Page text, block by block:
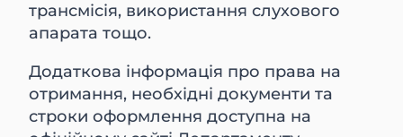
трансмісія, використання слухового
апарата тощо.
Додаткова інформація про права на
отримання, необхідні документи та
строки оформлення доступна на